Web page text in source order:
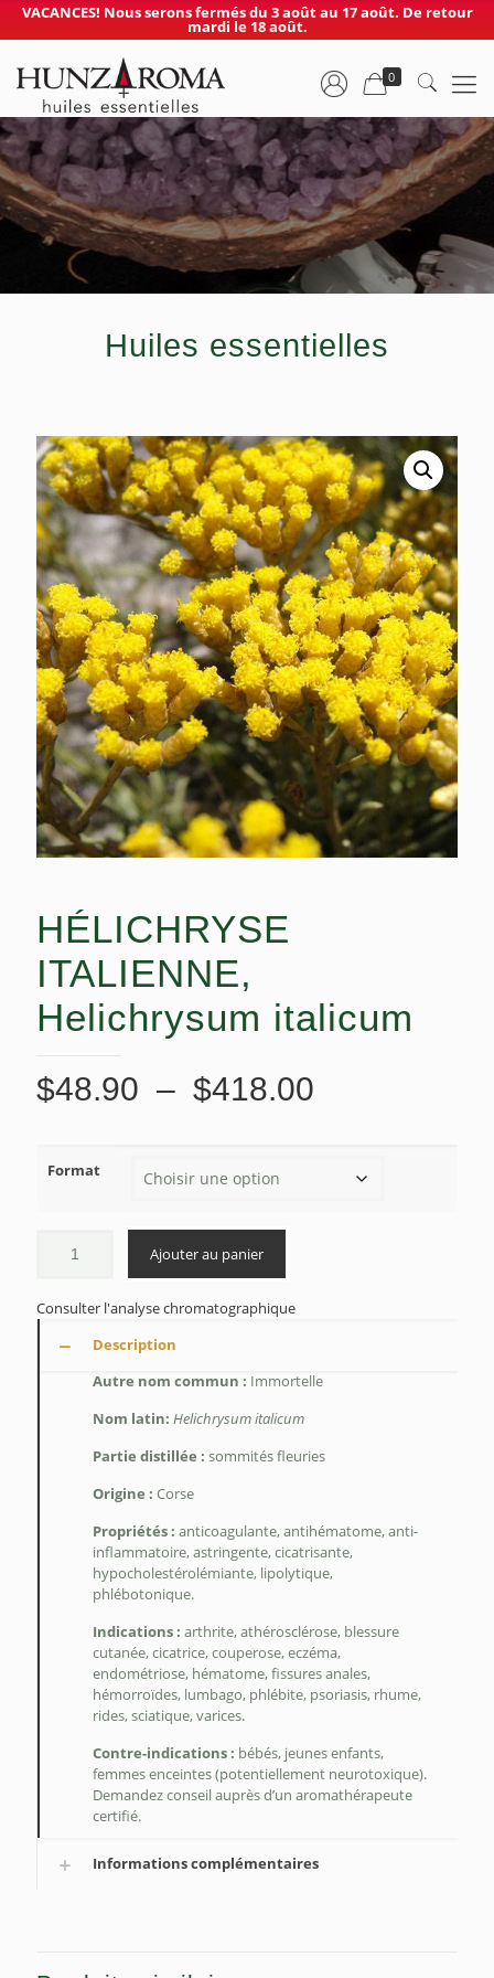
VACANCES! Nous serons fermés du 3 août au 17 août. De retour
mardi le 18 août.
0
Huiles essentielles
HÉLICHRYSE
ITALIENNE,
Helichrysum italicum
$48.90 – $418.00
$48.90
Format
Ajouter au panier
Consulter l'analyse chromatographique
Description
Autre nom commun : Immortelle
Nom latin: Helichrysum italicum
Partie distillée : sommités fleuries
Origine : Corse
Propriétés : anticoagulante, antihématome, anti-
inflammatoire, astringente, cicatrisante,
hypocholestérolémiante, lipolytique,
phlébotonique.
Indications : arthrite, athérosclérose, blessure
cutanée, cicatrice, couperose, eczéma,
endométriose, hématome, fissures anales,
hémorroïdes, lumbago, phlébite, psoriasis, rhume,
rides, sciatique, varices.
Contre-indications : bébés, jeunes enfants,
femmes enceintes (potentiellement neurotoxique).
Demandez conseil auprès d’un aromathérapeute
certifié.
Informations complémentaires